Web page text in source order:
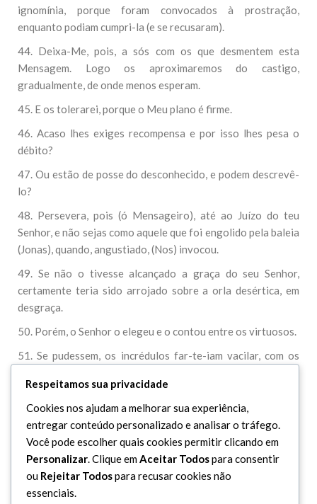
ignomínia, porque foram convocados à prostração,
enquanto podiam cumpri-la (e se recusaram).
44. Deixa-Me, pois, a sós com os que desmentem esta
Mensagem. Logo os aproximaremos do castigo,
gradualmente, de onde menos esperam.
45. E os tolerarei, porque o Meu plano é firme.
46. Acaso lhes exiges recompensa e por isso lhes pesa o
débito?
47. Ou estão de posse do desconhecido, e podem descrevê-
lo?
48. Persevera, pois (ó Mensageiro), até ao Juízo do teu
Senhor, e não sejas como aquele que foi engolido pela baleia
(Jonas), quando, angustiado, (Nos) invocou.
49. Se não o tivesse alcançado a graça do seu Senhor,
certamente teria sido arrojado sobre a orla desértica, em
desgraça.
50. Porém, o Senhor o elegeu e o contou entre os virtuosos.
51. Se pudessem, os incrédulos far-te-iam vacilar, com os
Em verdade, é um louco!
52. E este (Alcorão) não é mais do que uma mensagem para
todo o universo.
Respeitamos sua privacidade
Cookies nos ajudam a melhorar sua experiência,
entregar conteúdo personalizado e analisar o tráfego.
Você pode escolher quais cookies permitir clicando em
Personalizar. Clique emAceitar Todospara consentir
ou Rejeitar Todospara recusar cookies não
essenciais.